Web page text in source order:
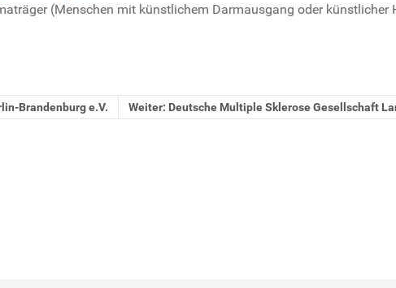
(Menschen mit künstlichem Darmausgang oder
Brandenburg e.V. Weiter: Deutsche Multiple Sklerose Gesellschaft